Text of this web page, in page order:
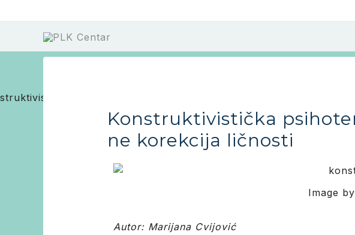
Konstruktivistička
ne korekcija ličnosti
Image by
Autor: Marijana Cvijović